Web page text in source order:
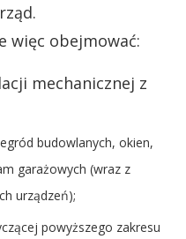
więc obejmować:
mechanicznej z
budowlanych, okien,
garażowych (wraz z
urządzeń);
powyższego zakresu